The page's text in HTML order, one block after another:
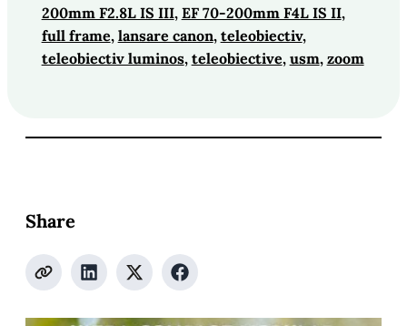
200mm F2.8L IS III, EF 70-200mm F4L IS II ,
full frame, lansare canon, teleobiectiv ,
teleobiectiv luminos, teleobiective, usm, zoom
Share